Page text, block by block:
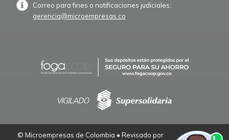
Correo para fines o notificaciones judiciales:
gerencia@microempresas.co
© Microempresas de Colombia • Revisado por